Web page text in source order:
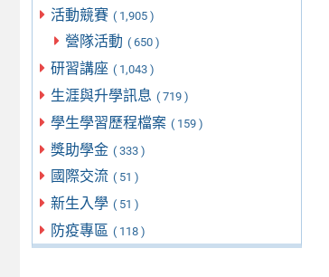
活動競賽 ( 1,905 )
營隊活動 ( 650 )
研習講座 ( 1,043 )
生涯與升學訊息 ( 719 )
學生學習歷程檔案 ( 159 )
獎助學金 ( 333 )
國際交流 ( 51 )
新生入學 ( 51 )
防疫專區 ( 118 )